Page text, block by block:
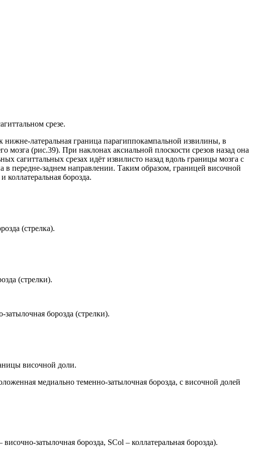
срезе.
нижне-латеральная граница парагиппокампальной извилины, в
мозга (рис.39). При наклонах аксиальной плоскости срезов назад она
сагиттальных срезах идёт извилисто назад вдоль границы мозга с
в передне-заднем направлении. Таким образом, границей височной
борозда.
(стрелка).
(стрелки).
борозда (стрелки).
височной доли.
медиально теменно-затылочная борозда, с височной долей
затылочная борозда, SCol – коллатеральная борозда).